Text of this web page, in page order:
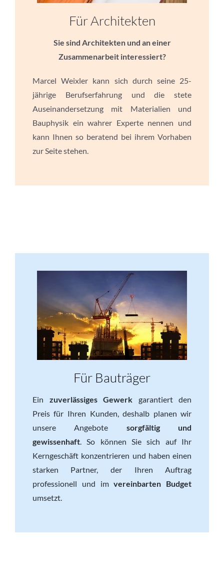
Für Architekten
Sie sind Architekten und an einer
Zusammenarbeit interessiert?
Marcel Weixler kann sich durch seine 25-
jährige Berufserfahrung und die stete
Auseinandersetzung mit Materialien und
Bauphysik ein wahrer Experte nennen und
kann Ihnen so beratend bei ihrem Vorhaben
zur Seite stehen.
Für Bauträger
Ein zuverlässiges Gewerk garantiert den
Preis für Ihren Kunden, deshalb planen wir
unsere Angebote sorgfältig und
gewissenhaft. So können Sie sich auf Ihr
Kerngeschäft konzentrieren und haben einen
starken Partner, der Ihren Auftrag
professionell und imvereinbarten Budget
umsetzt.